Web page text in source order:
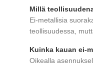
Millä
Ei-metallisia
teollisuudessa,
Kuinka kauan ei-
Oikealla